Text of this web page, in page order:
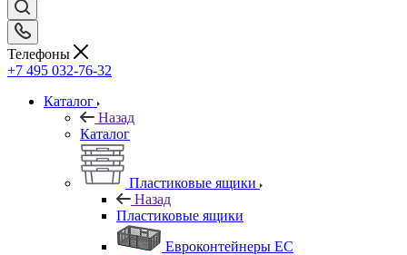
Телефоны
+7 495 032-76-32
Каталог
Назад
Каталог
Пластиковые ящики
Назад
Пластиковые ящики
Евроконтейнеры ЕС